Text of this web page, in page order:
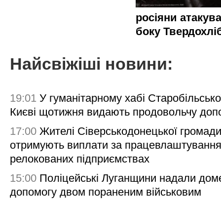
росіяни
боку
Найсвіжіші новини:
19:01 У гуманітарному хабі
Києві щотижня видають продовольчу
17:00 Жителі Сіверськодонецької
отримують виплати за
релокованих підприємствах
15:00 Поліцейські Луганщини надали
допомогу двом пораненим військовим